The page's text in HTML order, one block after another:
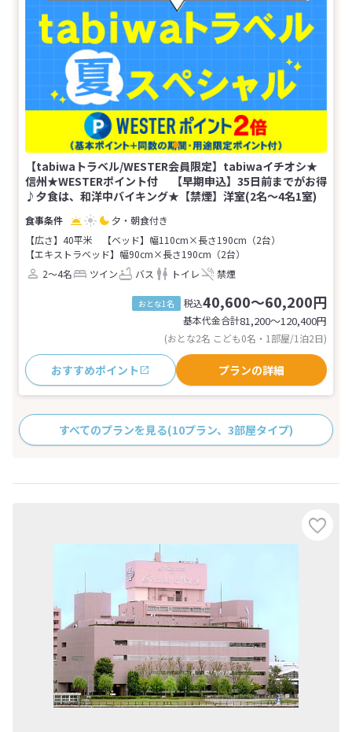
【tabiwaトラベル/WESTER会員限定】tabiwaイチオシ★
信州★WESTERポイント付 【早期申込】35日前までがお得
♪夕食は、和洋中バイキング★【禁煙】洋室(2名～4名1室)
夕・朝食付き
【広さ】40平米
【ベッド】幅110cm×長さ190cm（2台）
【エキストラベッド】幅90cm×長さ190cm（2台）
2～4名
ツイン バス トイレ 禁煙
おとな1名 税込40,600～60,200円
基本代金合計81,200〜120,400円
(おとな2名 こども0名・1部屋/1泊2日)
おすすめポイント プランの詳細
すべてのプランを見る(10プラン、3部屋タイプ)